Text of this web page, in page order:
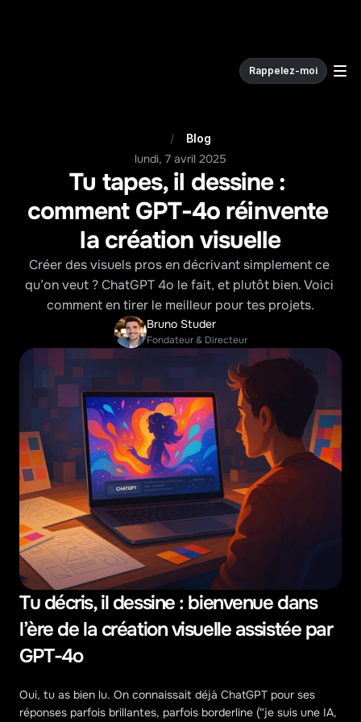
Rappelez-moi
/ Blog
lundi, 7 avril 2025
Tu tapes, il dessine :
comment GPT-4o réinvente
la création visuelle
Créer des visuels pros en décrivant simplement ce
qu’on veut ? ChatGPT 4o le fait, et plutôt bien. Voici
comment en tirer le meilleur pour tes projets.
Bruno Studer
Fondateur & Directeur
Tu décris, il dessine : bienvenue dans
l’ère de la création visuelle assistée par
GPT-4o
Oui, tu as bien lu. On connaissait déjà ChatGPT pour ses
réponses parfois brillantes, parfois borderline (“je suis une IA,